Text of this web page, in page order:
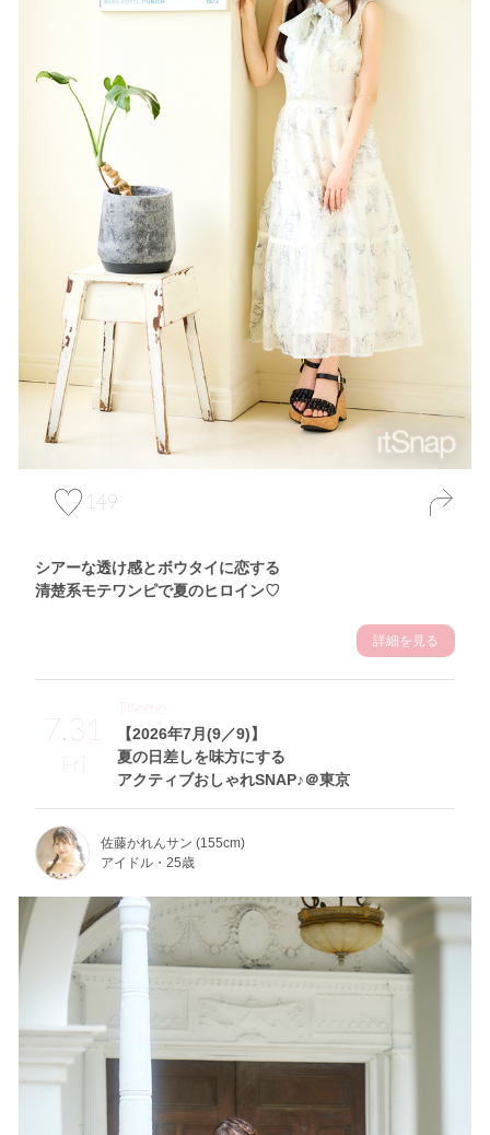
149
シアーな透け感とボウタイに恋する
清楚系モテワンピで夏のヒロイン♡
詳細を見る
7.31
Fri
【2026年7月(9／9)】
夏の日差しを味方にする
アクティブおしゃれSNAP♪＠東京
Theme
佐藤かれんサン (155cm)
アイドル・25歳